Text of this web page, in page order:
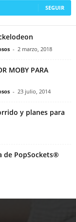
SEGUIR
- 2 marzo, 2018
MOBY PARA
- 23 julio, 2014
y planes para
de PopSockets®